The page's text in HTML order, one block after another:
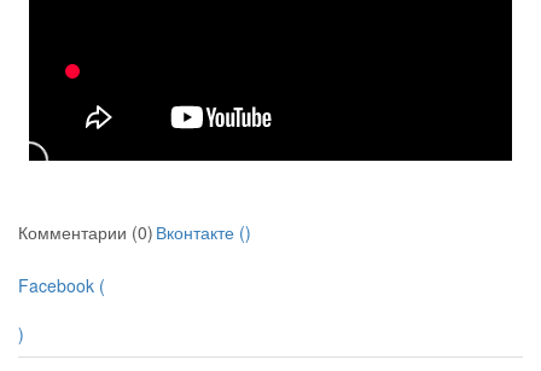
Комментарии (0) Вконтакте ()
Facebook (
)